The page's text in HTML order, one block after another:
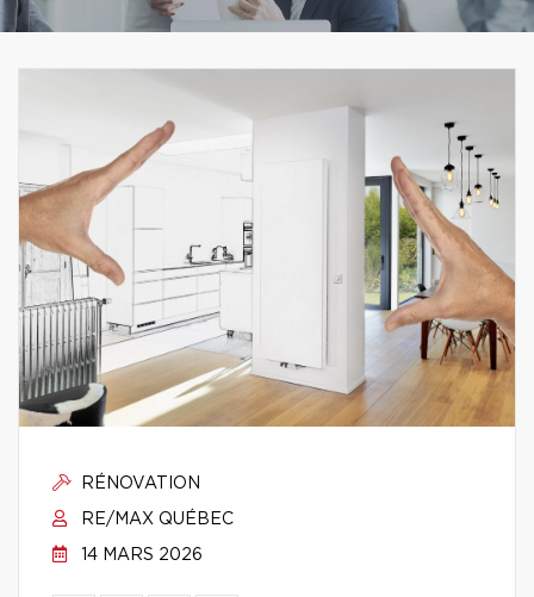
RÉNOVATION
RE/MAX QUÉBEC
14 MARS 2026